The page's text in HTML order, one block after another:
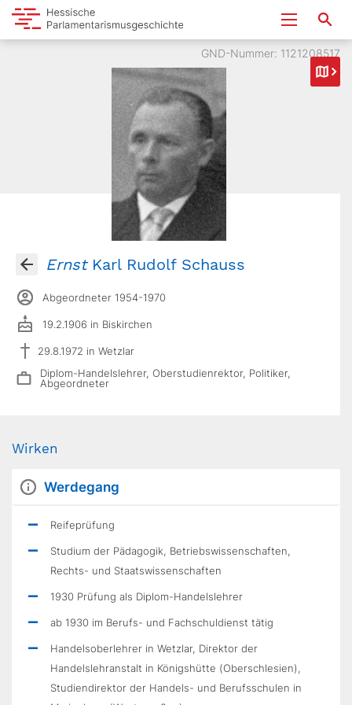
GND-Nummer: 1121208517
ErnstKarl Rudolf Schauss
Abgeordneter 1954-1970
19.2.1906 in Biskirchen
29.8.1972 in Wetzlar
Diplom-Handelslehrer, Oberstudienrektor, Politiker,
Abgeordneter
Wirken
Werdegang
Reifeprüfung
Studium der Pädagogik, Betriebswissenschaften,
Rechts- und Staatswissenschaften
1930 Prüfung als Diplom-Handelslehrer
ab 1930 im Berufs- und Fachschuldienst tätig
Handelsoberlehrer in Wetzlar, Direktor der
Handelslehranstalt in Königshütte (Oberschlesien),
Stu­diendirektor der Handels- und Berufsschulen in